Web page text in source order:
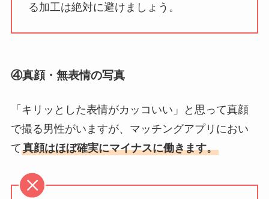
る加工は絶対に避けましょう。
④真顔・無表情の写真
「キリッとした表情がカッコいい」と思って真顔
で撮る男性がいますが、マッチングアプリにおい
て真顔はほぼ確実にマイナスに働きます。